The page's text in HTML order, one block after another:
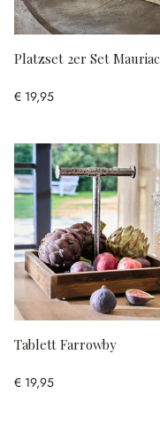
Platzset 2er Set Mauriac
€ 19,95
Tablett Farrowby
€ 19,95